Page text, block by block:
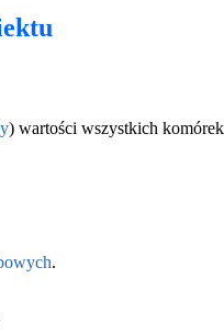
) wartości wszystkich komórek
.